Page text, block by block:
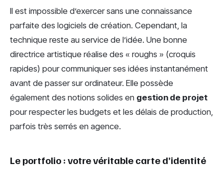
Il est impossible d’exercer sans une connaissance
parfaite des logiciels de création. Cependant, la
technique reste au service de l’idée. Une bonne
directrice artistique réalise des « roughs » (croquis
rapides) pour communiquer ses idées instantanément
avant de passer sur ordinateur. Elle possède
également des notions solides en gestion de projet
pour respecter les budgets et les délais de production,
parfois très serrés en agence.
Le portfolio : votre véritable carte d’identité